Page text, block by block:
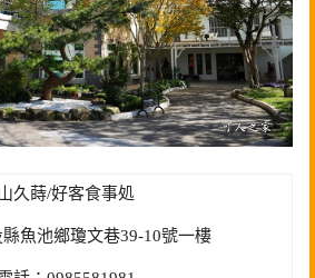
久蒔/好客食事処
魚池鄉瓊文巷39-10號一樓